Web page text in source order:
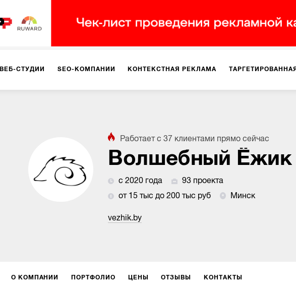
ВЕБ-СТУДИИ SEO-КОМПАНИИ КОНТЕКСТНАЯ РЕКЛАМА
РЕКЛАМА НА ИНТЕРНЕТ-ПЛОЩАДКАХ РАБОТА С МАРКЕТПЛЕЙСАМИ
Работает с37 клиентами прямо сейчас
Волшебный Ёжик
с 2020 года
93 проекта
от 15 тыс до 200 тыс руб
Минск
vezhik.by
О КОМПАНИИ ПОРТФОЛИО ЦЕНЫ ОТЗЫВЫ КОНТАКТЫ